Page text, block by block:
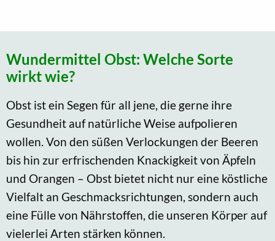
Wundermittel Obst: Welche Sorte
wirkt wie?
Obst ist ein Segen für all jene, die gerne ihre
Gesundheit auf natürliche Weise aufpolieren
wollen. Von den süßen Verlockungen der Beeren
bis hin zur erfrischenden Knackigkeit von Äpfeln
und Orangen – Obst bietet nicht nur eine köstliche
Vielfalt an Geschmacksrichtungen, sondern auch
eine Fülle von Nährstoffen, die unseren Körper auf
vielerlei Arten stärken können.